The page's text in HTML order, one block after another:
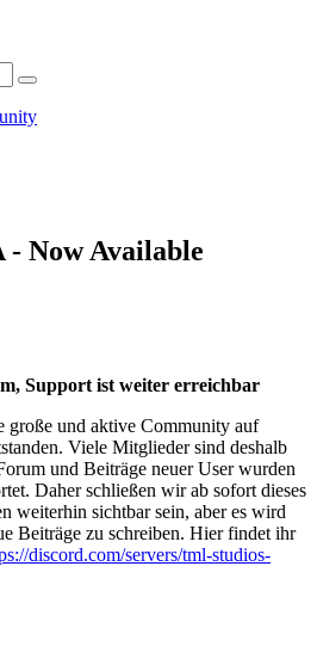
- Now Available
Support ist weiter erreichbar
große und aktive Community auf
Viele Mitglieder sind deshalb
und Beiträge neuer User wurden
Daher schließen wir ab sofort dieses
weiterhin sichtbar sein, aber es wird
Beiträge zu schreiben. Hier findet ihr
discord.com/servers/tml-studios-